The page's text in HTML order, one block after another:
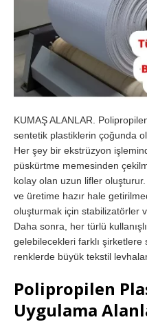
KUMAŞ ALANLAR.
sentetik plastiklerin çoğunda
Her şey bir ekstrüzyon
püskürtme memesinden
kolay olan uzun lifler
ve üretime hazır hale
oluşturmak için stabilizatörler
Daha sonra, her türlü
gelebilecekleri farklı
renklerde büyük tekstil
Polipropilen
Uygulama